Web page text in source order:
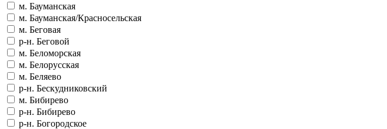
м. Бауманская
м. Бауманская/Красносельская
м. Беговая
р-н. Беговой
м. Беломорская
м. Белорусская
м. Беляево
р-н. Бескудниковский
м. Бибирево
р-н. Бибирево
р-н. Богородское